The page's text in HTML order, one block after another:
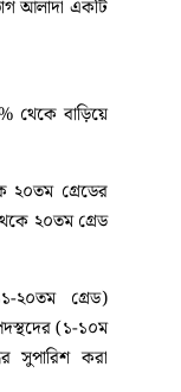
আলাদা একটি
থেকে বাড়িয়ে
২০তম গ্রেডের
২০তম গ্রেড
২০তম গ্রেড)
(১-১০ম
সুপারিশ করা